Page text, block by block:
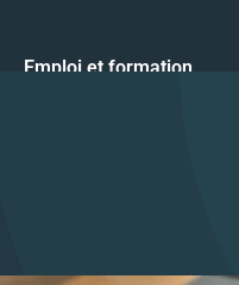
Emploi et formation